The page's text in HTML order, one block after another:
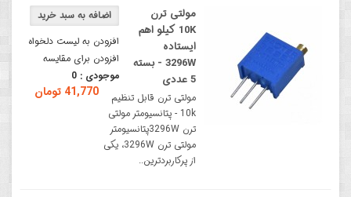
افزودن به لیست دلخواه
افزودن برای مقایسه
موجودی : 0
41,770 تومان
مولتی ترن
10K کیلو اهم
ایستاده
3296W - بسته
5 عددی
مولتی ترن قابل تنظیم
10k - پتانسیومتر مولتی
ترن 3296Wپتانسیومتر
مولتی ترن 3296W، یکی
از پرکاربردترین..